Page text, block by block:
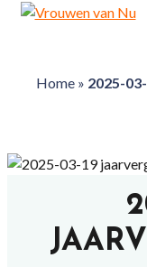
Home» 2025-